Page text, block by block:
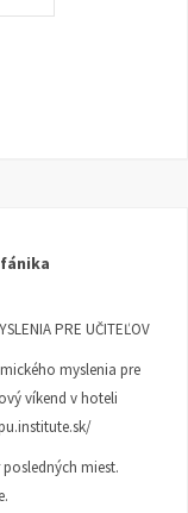
PRE UČITEĽOV
myslenia pre
víkend v hoteli
miest.